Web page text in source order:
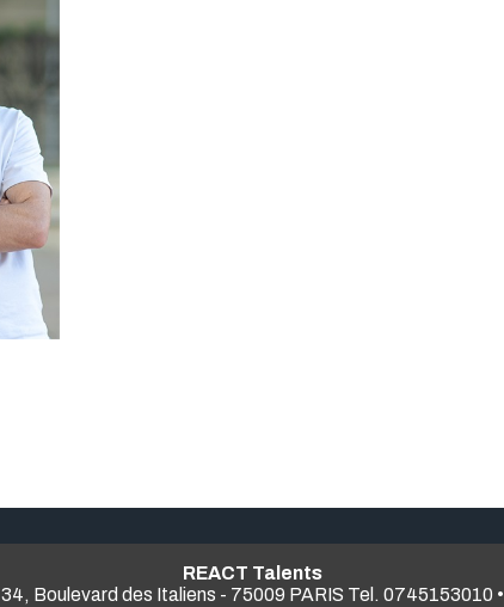
REACT Talents
34, Boulevard des Italiens - 75009 PARIS Tel. 0745153010 •